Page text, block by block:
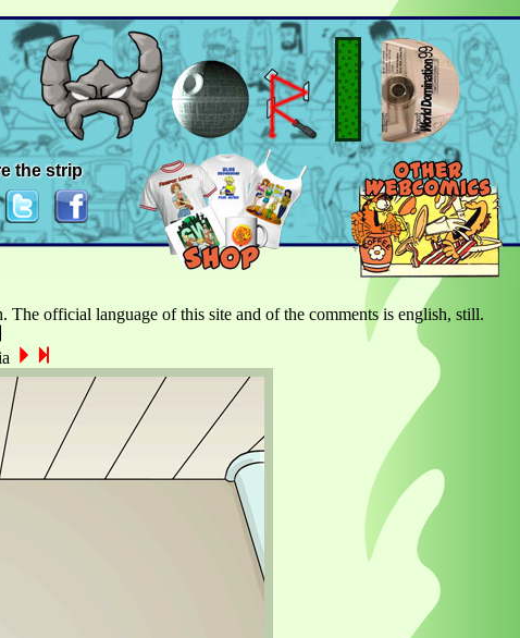
The official language of this site and of the comments is english, still.
the strip